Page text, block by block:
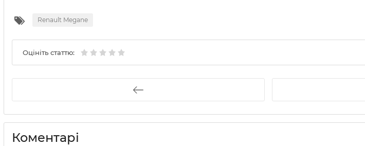
Renault Megane
Оцініть статтю:
Коментарі